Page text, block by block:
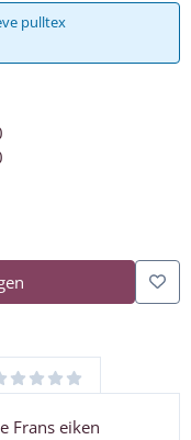
pulltex
Frans eiken